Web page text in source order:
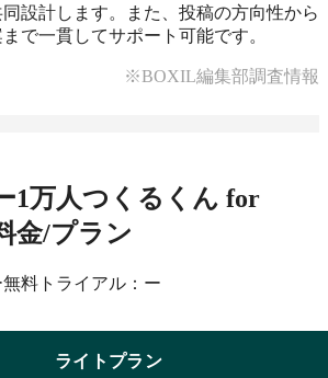
設計します。また、投稿の方向性から
で一貫してサポート可能です。
※BOXIL編集部調査情報
1万人つくるくん for
金/プラン
無料トライアル：ー
ライトプラン